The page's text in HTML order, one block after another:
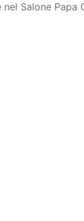
Salone Papa